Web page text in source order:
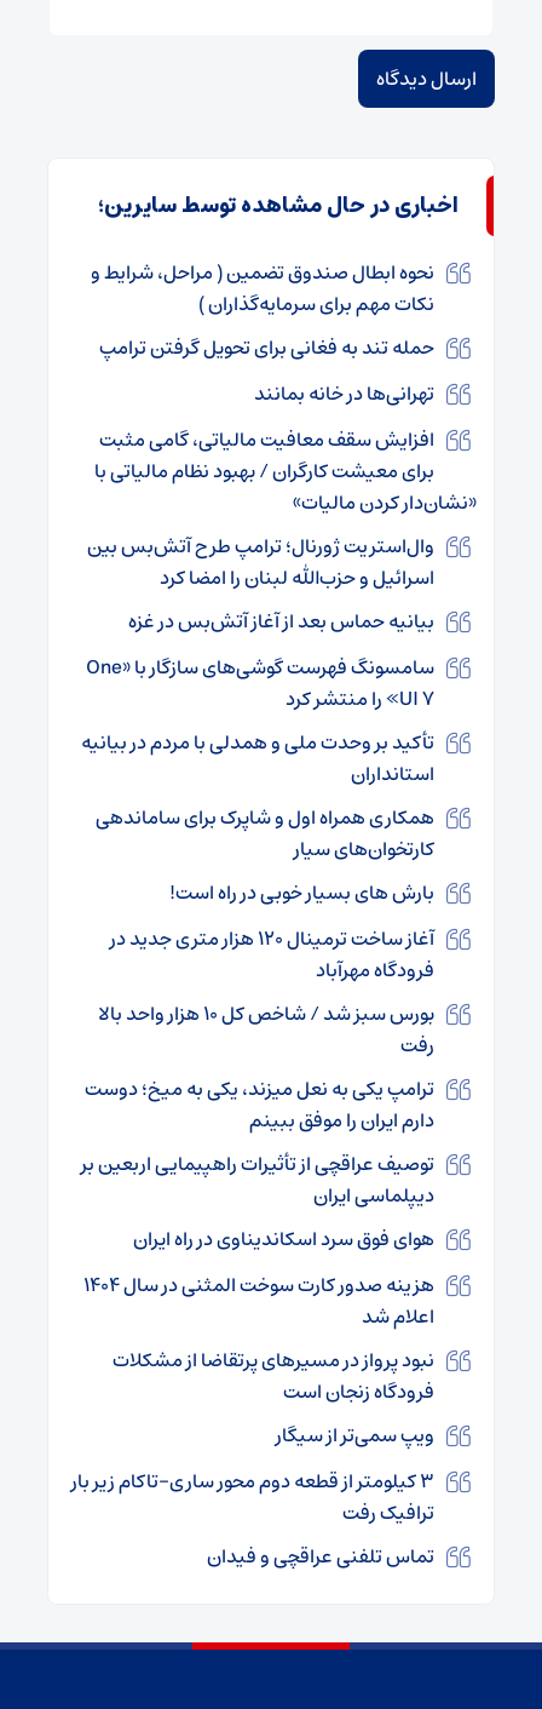
اخباری در حال مشاهده توسط سایرین؛
نحوه ابطال صندوق تضمین ( مراحل، شرایط و
نکات مهم برای سرمایه‌گذاران )
حمله تند به فغانی برای تحویل گرفتن ترامپ
تهرانی‌ها در خانه بمانند
افزایش سقف معافیت مالیاتی، گامی مثبت
برای معیشت کارگران / بهبود نظام مالیاتی با
«نشان‌دار کردن مالیات»
وال‌استریت ژورنال؛ ترامپ طرح آتش‌بس بین
اسرائیل و حزب‌الله لبنان را امضا کرد
بیانیه حماس بعد از آغاز آتش‌بس در غزه
سامسونگ فهرست گوشی‌های سازگار با «One
UI 7» را منتشر کرد
تأکید بر وحدت ملی و همدلی با مردم در بیانیه
استانداران
همکاری همراه اول و شاپرک برای ساماندهی
کارتخوان‌های سیار
بارش های بسیار خوبی در راه است!
آغاز ساخت ترمینال ۱۲۰ هزار متری جدید در
فرودگاه مهرآباد
بورس سبز شد / شاخص کل ۱۰ هزار واحد بالا
رفت
ترامپ یکی به نعل میزند، یکی به میخ؛ دوست
دارم ایران را موفق ببینم
توصیف عراقچی از تأثیرات راهپیمایی اربعین بر
دیپلماسی ایران
هوای فوق سرد اسکاندیناوی در راه ایران
هزینه صدور کارت سوخت المثنی در سال ۱۴۰۴
اعلام شد
نبود پرواز در مسیرهای پرتقاضا از مشکلات
فرودگاه زنجان است
ویپ سمی‌تر از سیگار
۳ کیلومتر از قطعه دوم محور ساری-تاکام زیر بار
ترافیک رفت
تماس تلفنی عراقچی و فیدان